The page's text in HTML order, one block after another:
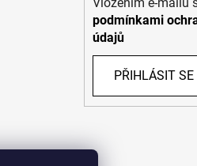
podmínkami
údajů
PŘIHLÁSIT SE